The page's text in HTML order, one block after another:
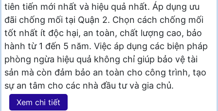
tiên tiến mới nhất và hiệu quả nhất. Áp dụng ưu
đãi chống mối tại Quận 2. Chọn cách chống mối
tốt nhất ít độc hại, an toàn, chất lượng cao, bảo
hành từ 1 đến 5 năm. Việc áp dụng các biện pháp
phòng ngừa hiệu quả không chỉ giúp bảo vệ tài
sản mà còn đảm bảo an toàn cho công trình, tạo
sự an tâm cho các nhà đầu tư và gia chủ.
Xem chi tiết